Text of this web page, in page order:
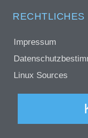
RECHTLICHES
Impressum
Linux Sources